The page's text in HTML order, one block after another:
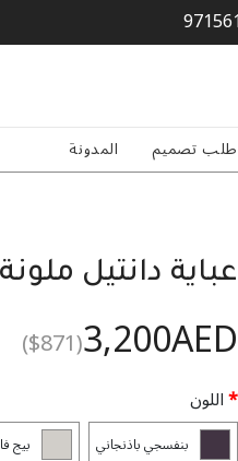
طلب تصميم المدونة
عباية دانتيل
3,200AED
($871)
اللون
بنفسجي باذنجاني بيج